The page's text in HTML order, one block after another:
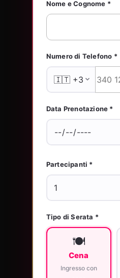
Nome e Cognome *
Numero di Telefono *
Data Prenotazione *
Partecipanti *
Tipo di Serata *
🍽️
Cena
Ingresso con